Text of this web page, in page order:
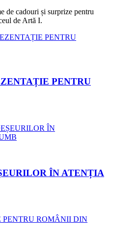
de cadouri și surprize pentru
de Artă I.
PENTRU
ÎN ATENȚIA